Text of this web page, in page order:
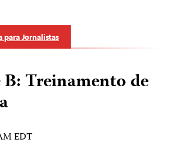
para Jornalistas
Treinamento de
EDT